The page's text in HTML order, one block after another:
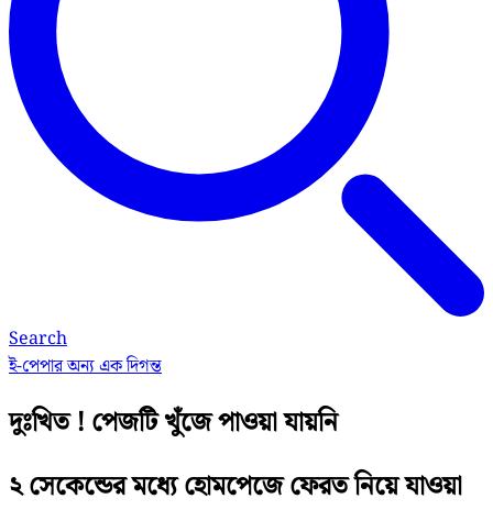
Search
ই-পেপারঅন্য এক দিগন্ত
দুঃখিত ! পেজটি খুঁজে পাওয়া যায়নি
২ সেকেন্ডের মধ্যে হোমপেজে ফেরত নিয়ে যাওয়া